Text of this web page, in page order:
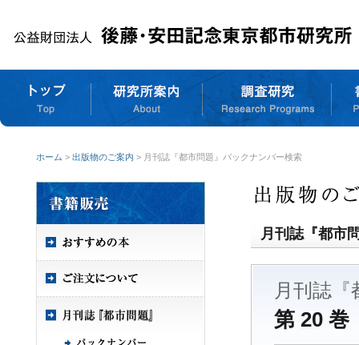
ホーム > 出版物のご案内 > 月刊誌『都市問題』バックナンバー検索
月刊誌『都市
月刊誌『
第 20